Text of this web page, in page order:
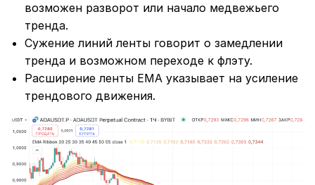
возможен разворот или начало медвежьего
тренда.
Сужение линий ленты говорит о замедлении
тренда и возможном переходе к флэту.
Расширение ленты EMA указывает на усиление
трендового движения.